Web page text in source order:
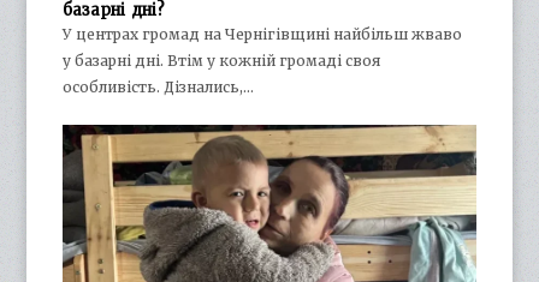
базарні дні?
У центрах громад на Чернігівщині найбільш жваво
у базарні дні. Втім у кожній громаді своя
особливість. Дізнались,…